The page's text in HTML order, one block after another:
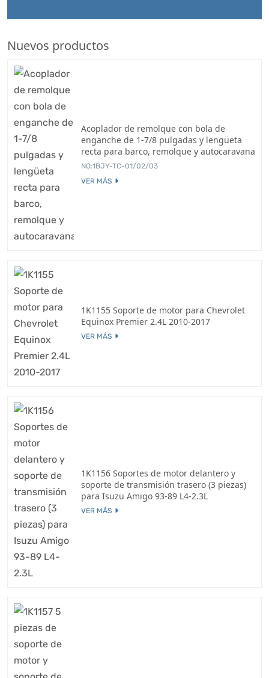
Nuevos productos
Acoplador de remolque con bola de
enganche de 1-7/8 pulgadas y lengüeta
recta para barco, remolque y autocaravana
NO:1BJY-TC-01/02/03
VER MÁS
1K1155 Soporte de motor para Chevrolet
Equinox Premier 2.4L 2010-2017
VER MÁS
1K1156 Soportes de motor delantero y
soporte de transmisión trasero (3 piezas)
para Isuzu Amigo 93-89 L4-2.3L
VER MÁS